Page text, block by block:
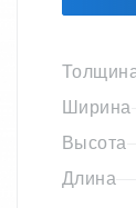
Ширина
Высота
Длина